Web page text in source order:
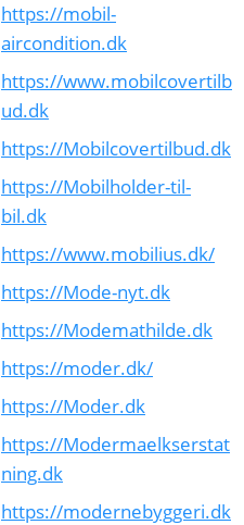
https://mobil-
aircondition.dk
https://www.mobilcovertilb
ud.dk
https://Mobilcovertilbud.dk
https://Mobilholder-til-
bil.dk
https://www.mobilius.dk/
https://Mode-nyt.dk
https://Modemathilde.dk
https://moder.dk/
https://Moder.dk
https://Modermaelkserstat
ning.dk
https://modernebyggeri.dk